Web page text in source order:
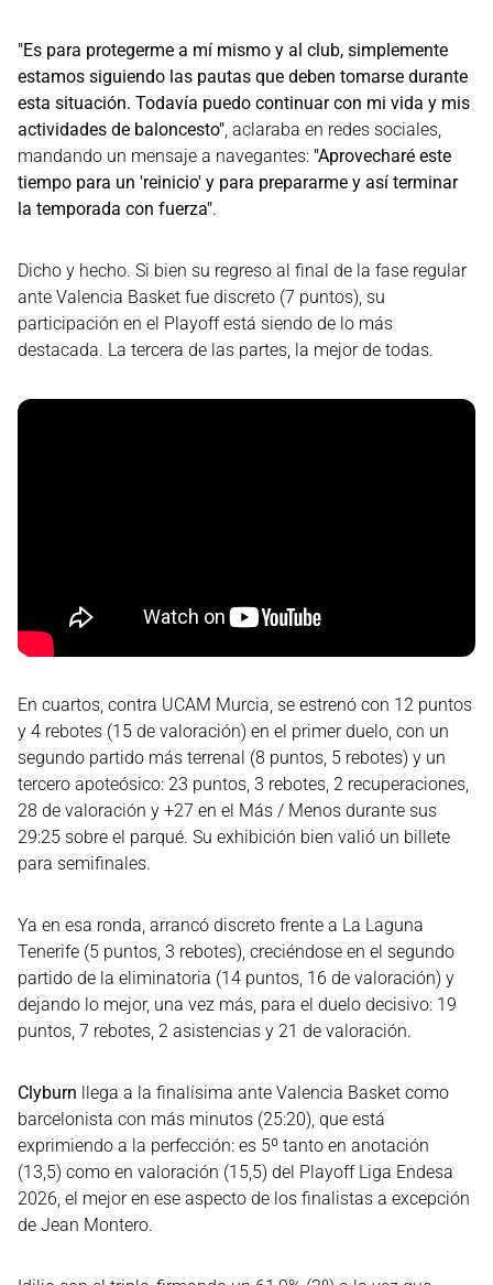
"Es para protegerme a mí mismo y al club, simplemente
estamos siguiendo las pautas que deben tomarse durante
esta situación. Todavía puedo continuar con mi vida y mis
actividades de baloncesto", aclaraba en redes sociales,
mandando un mensaje a navegantes: "Aprovecharé este
tiempo para un 'reinicio' y para prepararme y así terminar
la temporada con fuerza".
Dicho y hecho. Si bien su regreso al final de la fase regular
ante Valencia Basket fue discreto (7 puntos), su
participación en el Playoff está siendo de lo más
destacada. La tercera de las partes, la mejor de todas.
En cuartos, contra UCAM Murcia, se estrenó con 12 puntos
y 4 rebotes (15 de valoración) en el primer duelo, con un
segundo partido más terrenal (8 puntos, 5 rebotes) y un
tercero apoteósico: 23 puntos, 3 rebotes, 2 recuperaciones,
28 de valoración y +27 en el Más / Menos durante sus
29:25 sobre el parqué. Su exhibición bien valió un billete
para semifinales.
Ya en esa ronda, arrancó discreto frente a La Laguna
Tenerife (5 puntos, 3 rebotes), creciéndose en el segundo
partido de la eliminatoria (14 puntos, 16 de valoración) y
dejando lo mejor, una vez más, para el duelo decisivo: 19
puntos, 7 rebotes, 2 asistencias y 21 de valoración.
Clyburn llega a la finalísima ante Valencia Basket como
barcelonista con más minutos (25:20), que está
exprimiendo a la perfección: es 5º tanto en anotación
(13,5) como en valoración (15,5) del Playoff Liga Endesa
2026, el mejor en ese aspecto de los finalistas a excepción
de Jean Montero.